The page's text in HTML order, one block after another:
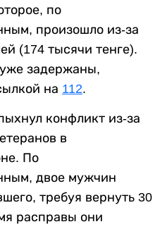
по
произошло из-за
(174 тысячи тенге).
задержаны,
на 112.
конфликт из-за
в
По
двое мужчин
требуя вернуть 30
расправы они